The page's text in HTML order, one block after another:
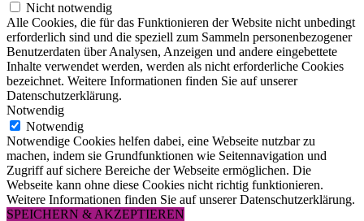
Nicht notwendig
Alle Cookies, die für das Funktionieren der Website nicht unbedingt
erforderlich sind und die speziell zum Sammeln personenbezogener
Benutzerdaten über Analysen, Anzeigen und andere eingebettete
Inhalte verwendet werden, werden als nicht erforderliche Cookies
bezeichnet. Weitere Informationen finden Sie auf unserer
Datenschutzerklärung.
Notwendig
Notwendig
Notwendige Cookies helfen dabei, eine Webseite nutzbar zu
machen, indem sie Grundfunktionen wie Seitennavigation und
Zugriff auf sichere Bereiche der Webseite ermöglichen. Die
Webseite kann ohne diese Cookies nicht richtig funktionieren.
Weitere Informationen finden Sie auf unserer Datenschutzerklärung.
SPEICHERN & AKZEPTIEREN